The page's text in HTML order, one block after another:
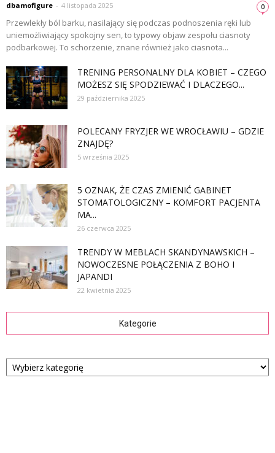
dbamofigure - 4 listopada 2025 0
Przewlekły ból barku, nasilający się podczas podnoszenia ręki lub
uniemożliwiający spokojny sen, to typowy objaw zespołu ciasnoty
podbarkowej. To schorzenie, znane również jako ciasnota...
TRENING PERSONALNY DLA KOBIET – CZEGO
MOŻESZ SIĘ SPODZIEWAĆ I DLACZEGO...
29 października 2025
POLECANY FRYZJER WE WROCŁAWIU – GDZIE
ZNAJDĘ?
5 września 2025
5 OZNAK, ŻE CZAS ZMIENIĆ GABINET
STOMATOLOGICZNY – KOMFORT PACJENTA
MA...
26 czerwca 2025
TRENDY W MEBLACH SKANDYNAWSKICH –
NOWOCZESNE POŁĄCZENIA Z BOHO I
JAPANDI
22 kwietnia 2025
Kategorie
Kategorie